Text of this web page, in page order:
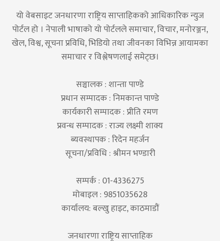
यो वेबसाइट जनधारणा राष्ट्रिय साप्ताहिकको आधिकारिक न्युज
पोर्टल हो । नेपाली भाषाको यो पोर्टलले समाचार, विचार, मनोरञ्जन,
खेल, विश्व, सूचना प्रविधि, भिडियो तथा जीवनका विभिन्न आयामका
समाचार र विश्लेषणलाई समेट्छ।
सञ्चालक : शान्ता पाण्डे
प्रधान सम्पादक : निमकान्त पाण्डे
कार्यकारी सम्पादक : प्रीति रमण
प्रवन्ध सम्पादक : राज्य लक्ष्मी शाक्य
ब्यवस्थापक : रिदेन महर्जन
सूचना/प्रविधि : श्रीमन भण्डारी
सम्पर्क : 01-4336275
मोबाइल : 9851035628
कार्यालय: बल्खु हाइट, काठमाडौं
जनधारणा राष्ट्रिय साप्ताहिक